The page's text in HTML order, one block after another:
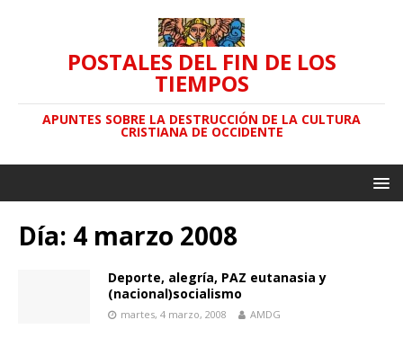
POSTALES DEL FIN DE LOS
TIEMPOS
APUNTES SOBRE LA DESTRUCCIÓN DE LA CULTURA
CRISTIANA DE OCCIDENTE
Día: 4 marzo 2008
Deporte, alegría, PAZ eutanasia y
(nacional)socialismo
martes, 4 marzo, 2008 AMDG